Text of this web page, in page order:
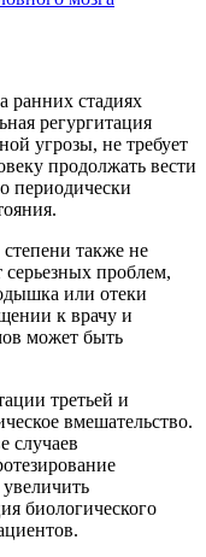
ранних стадиях
регургитация
угрозы, не требует
продолжать вести
периодически
также не
проблем,
или отеки
к врачу и
может быть
третьей и
вмешательство.
случаев
биологического